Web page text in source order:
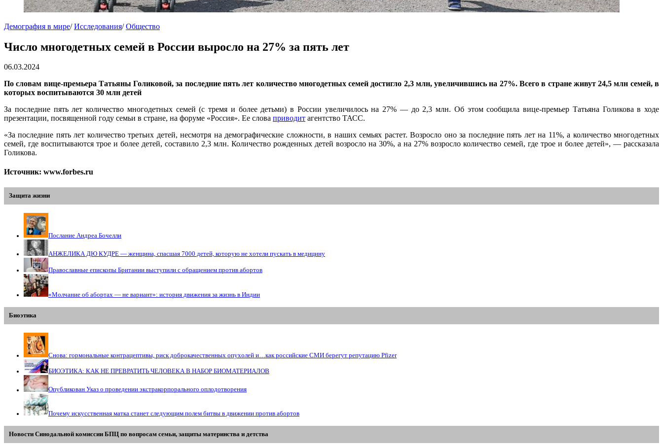
Демография в мире/Исследования/Общество
Число многодетных семей в России выросло на 27% за пять лет
06.03.2024
По словам вице-премьера Татьяны Голиковой, за последние пять лет количество многодетных семей достигло 2,3 млн, увеличившись на 27%. Всего в стране живут 24,5 млн семей, в
которых воспитываются 30 млн детей
За последние пять лет количество многодетных семей (с тремя и более детьми) в России увеличилось на 27% — до 2,3 млн. Об этом сообщила вице-премьер Татьяна Голикова в ходе
презентации, посвященной году семьи в стране, на форуме «Россия». Ее слова приводит агентство ТАСС.
«За последние пять лет количество третьих детей, несмотря на демографические сложности, в наших семьях растет. Возросло оно за последние пять лет на 11%, а количество многодетных
семей, где воспитываются трое и более детей, составило 2,3 млн. Количество рожденных детей возросло на 30%, а на 27% возросло количество семей, где трое и более детей», — рассказала
Голикова.
Источник: www.forbes.ru
Защита жизни
Послание Андреа Бочелли
АНЖЕЛИКА ДЮ КУДРЕ — женщина, спасшая 7000 детей, которую не хотели пускать в медицину
Православные епископы Британии выступили с обращением против абортов
«Молчание об абортах — не вариант»: история движения за жизнь в Индии
Биоэтика
Снова: гормональные контрацептивы, риск доброкачественных опухолей и…как российские СМИ берегут репутацию Pfizer
БИОЭТИКА: КАК НЕ ПРЕВРАТИТЬ ЧЕЛОВЕКА В НАБОР БИОМАТЕРИАЛОВ
Опубликован Указ о проведении экстракорпорального оплодотворения
Почему искусственная матка станет следующим полем битвы в движении против абортов
Новости Синодальной комиссии БПЦ по вопросам семьи, защиты материнства и детства